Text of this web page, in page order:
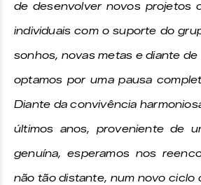
de desenvolver novos projetos
individuais com o suporte do
sonhos, novas metas e diante
optamos por uma pausa
Diante da convivência
últimos anos, proveniente de
genuína, esperamos nos
não tão distante, num novo ciclo